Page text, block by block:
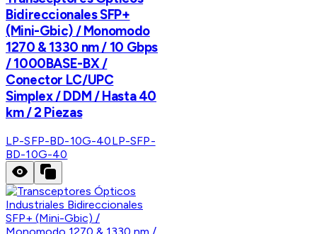
Bidireccionales SFP+
(Mini-Gbic) / Monomodo
1270 & 1330 nm / 10 Gbps
/ 1000BASE-BX /
Conector LC/UPC
Simplex / DDM / Hasta 40
km / 2 Piezas
LP-SFP-BD-10G-40LP-SFP-
BD-10G-40